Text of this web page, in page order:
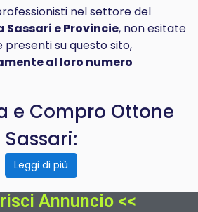
nel settore del
Sassari e Provincie, non esitate
su questo sito,
al loro numero
e Compro Ottone
Sassari:
Leggi di più
Annuncio <<